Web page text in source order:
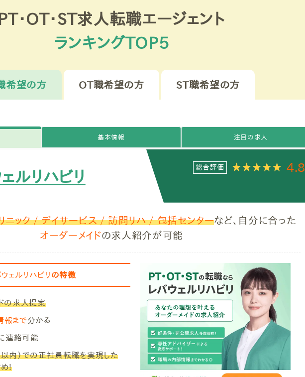
・OT・ST求人転職エージェント
ランキングTOP5
希望の方 OT職希望の方 ST職希望の方
基本情報 注目の求人
ルリハビリ
総合評価 4.8
ック / デイサービス / 訪問リハ / 包括センターなど、自分に合った
オーダーメイドの求人紹介が可能
ェルリハビリ の特徴
の求人提案
報まで分かる
連絡可能
内）での正社員転職を実現した
め!